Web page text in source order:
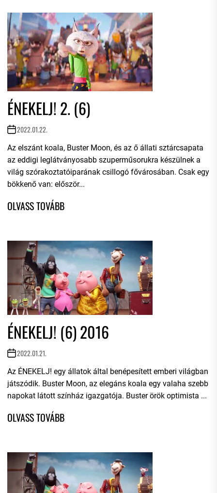
ÉNEKELJ! 2. (6)
2022.01.22.
Az elszánt koala, Buster Moon, és az ő állati sztárcsapata
az eddigi leglátványosabb szuperműsorukra készülnek a
világ szórakoztatóiparának csillogó fővárosában. Csak egy
bökkenő van: először...
ÉNEKELJ! (6) 2016
2022.01.21.
Az ÉNEKELJ! egy állatok által benépesített emberi világban
játszódik. Buster Moon, az elegáns koala egy valaha szebb
napokat látott színház igazgatója. Buster örök optimista ...